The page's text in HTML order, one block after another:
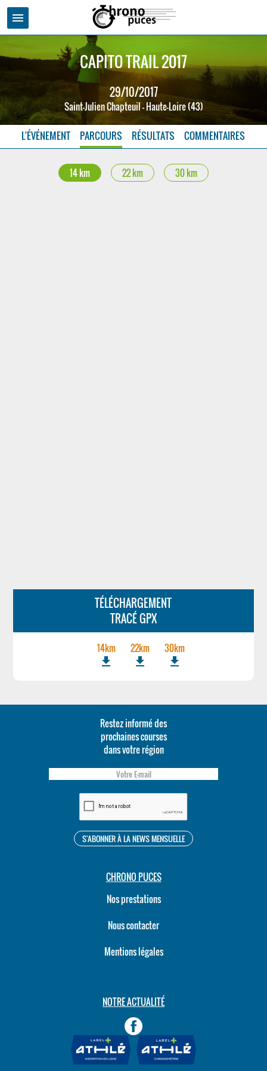
menu
CAPITO TRAIL 2017
29/10/2017
Saint-Julien Chapteuil - Haute-Loire (43)
L'ÉVÉNEMENT PARCOURS RÉSULTATS COMMENTAIRES
14 km 22 km 30 km
TÉLÉCHARGEMENT
TRACÉ GPX
14km
file_download
22km
file_download
30km
file_download
Restez informé des
prochaines courses
dans votre région
CHRONO PUCES
Nos prestations
Nous contacter
Mentions légales
NOTRE ACTUALITÉ